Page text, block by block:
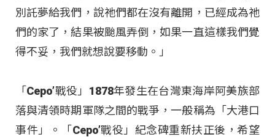
別託夢給我們，說祂們都在沒有離開，已經成為祂
們的家了，結果被颱風弄倒，如果一直這樣我們覺
得不妥，我們就想說要移動。」
「Cepo’戰役」1878年發生在台灣東海岸阿美族部
落與清領時期軍隊之間的戰爭，一般稱為「大港口
事件」。「Cepo’戰役」紀念碑重新扶正後，希望